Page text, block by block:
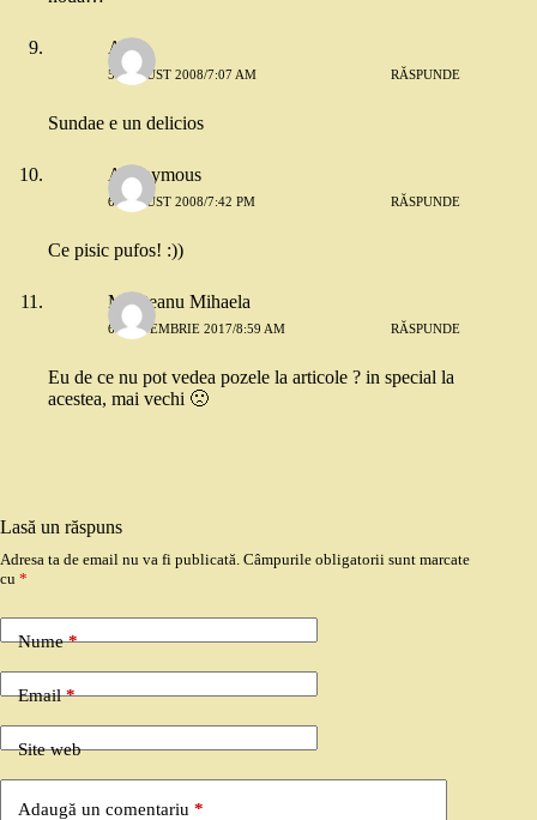
Aura
5 AUGUST 2008/7:07 AM RĂSPUNDE
Sundae e un delicios
Anonymous
6 AUGUST 2008/7:42 PM RĂSPUNDE
Ce pisic pufos! :))
Munteanu Mihaela
6 SEPTEMBRIE 2017/8:59 AM RĂSPUNDE
Eu de ce nu pot vedea pozele la articole ? in special la
acestea, mai vechi 🙁
Lasă un răspuns
Adresa ta de email nu va fi publicată. Câmpurile obligatorii sunt marcate
cu *
Nume*
Email*
Site web
Adaugă un comentariu *